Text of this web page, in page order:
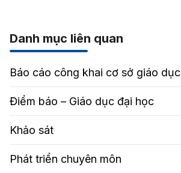
Danh mục liên quan
Báo cáo công khai cơ sở giáo dục
Điểm báo – Giáo dục đại học
Khảo sát
Phát triển chuyên môn